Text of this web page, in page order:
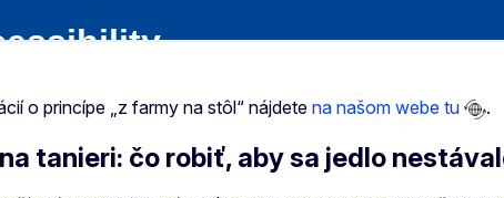
o princípe „z farmy na stôl“ nájdete na našom webe tu .
tanieri: čo robiť, aby sa jedlo